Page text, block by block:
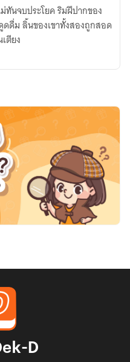
ดดื่ม ลิ้นของเขาทั้งสองถูกสอด
ตียง
D